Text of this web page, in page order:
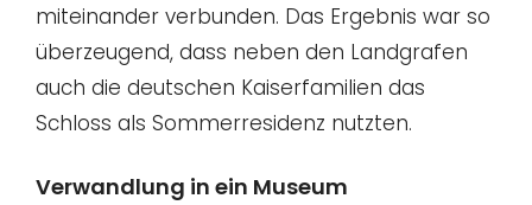
miteinander verbunden. Das Ergebnis war so
überzeugend, dass neben den Landgrafen
auch die deutschen Kaiserfamilien das
Schloss als Sommerresidenz nutzten.
Verwandlung in ein Museum